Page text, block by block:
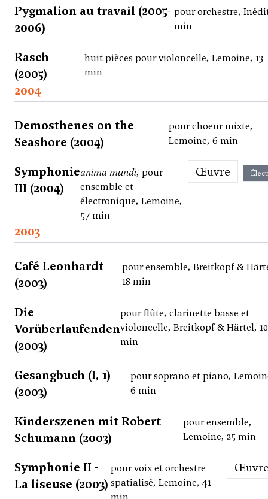
Pygmalion au travail (2005-
2006)
pour orchestre,
min
Rasch
(2005)
huit pièces pour violoncelle, Lemoine, 13
min
2004
Demosthenes on the
Seashore (2004)
pour choeur mixte,
Lemoine, 6 min
Symphonie
III (2004)
anima mundi, pour
ensemble et
électronique, Lemoine,
57 min
Œuvre
2003
Café Leonhardt
(2003)
pour ensemble, Breitkopf &
18 min
Die
Vorüberlaufenden
(2003)
pour flûte, clarinette basse et
violoncelle, Breitkopf & Härtel, 10
min
Gesangbuch (I, 1)
(2003)
pour soprano et piano,
6 min
Kinderszenen mit Robert
Schumann (2003)
pour ensemble,
Lemoine, 25 min
Symphonie II -
La liseuse (2003)
pour voix et orchestre
spatialisé, Lemoine, 41